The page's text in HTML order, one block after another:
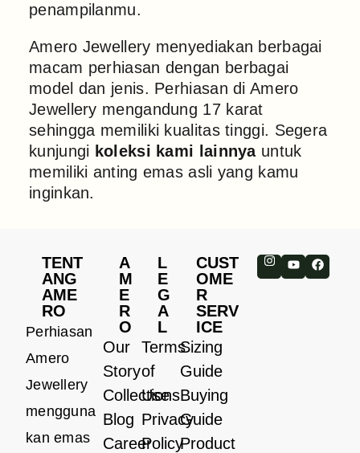
penampilanmu.
Amero Jewellery menyediakan berbagai
macam perhiasan dengan berbagai
model dan jenis. Perhiasan di Amero
Jewellery mengandung 17 karat
sehingga memiliki kualitas tinggi. Segera
kunjungi koleksi kami lainnyauntuk
memiliki anting emas asli yang kamu
inginkan.
TENT
ANG
AME
RO
Perhiasan
Amero
Jewellery
mengguna
kan emas
A
M
E
R
O
Our
Story
Collections
Blog
Career
L
E
G
A
L
Terms
of
Use
Privacy
Policy
CUST
OME
R
SERV
ICE
Sizing
Guide
Buying
Guide
Product